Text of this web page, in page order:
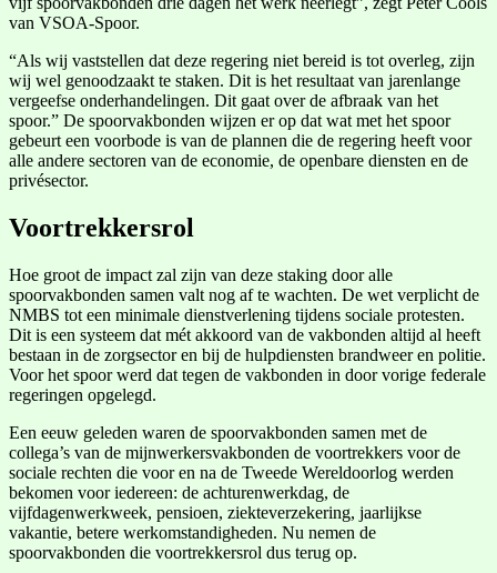
van VSOA-Spoor.
“Als wij vaststellen dat deze regering niet bereid is tot overleg, zijn
wij wel genoodzaakt te staken. Dit is het resultaat van jarenlange
vergeefse onderhandelingen. Dit gaat over de afbraak van het
spoor.” De spoorvakbonden wijzen er op dat wat met het spoor
gebeurt een voorbode is van de plannen die de regering heeft voor
alle andere sectoren van de economie, de openbare diensten en de
privésector.
Voortrekkersrol
Hoe groot de impact zal zijn van deze staking door alle
spoorvakbonden samen valt nog af te wachten. De wet verplicht de
NMBS tot een minimale dienstverlening tijdens sociale protesten.
Dit is een systeem dat mét akkoord van de vakbonden altijd al heeft
bestaan in de zorgsector en bij de hulpdiensten brandweer en politie.
Voor het spoor werd dat tegen de vakbonden in door vorige federale
regeringen opgelegd.
Een eeuw geleden waren de spoorvakbonden samen met de
collega’s van de mijnwerkersvakbonden de voortrekkers voor de
sociale rechten die voor en na de Tweede Wereldoorlog werden
bekomen voor iedereen: de achturenwerkdag, de
vijfdagenwerkweek, pensioen, ziekteverzekering, jaarlijkse
vakantie, betere werkomstandigheden. Nu nemen de
spoorvakbonden die voortrekkersrol dus terug op.